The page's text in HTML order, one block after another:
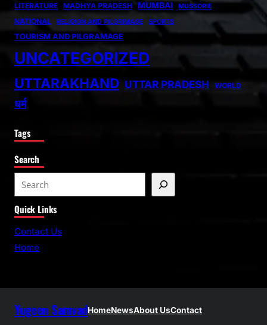
LITERATURE MADHYA PRADESH MUMBAI MUSSORIE
NATIONAL RELIGION AND PILGRIMAGE SPORTS
TOURISM AND PILGRAMAGE
UNCATEGORIZED
UTTARAKHAND UTTAR PRADESH WORLD
धर्म
Tags
Search
e
a
r
Quick Links
Contact Us
Home
Yugeen SamvadHomeNewsAbout UsContact